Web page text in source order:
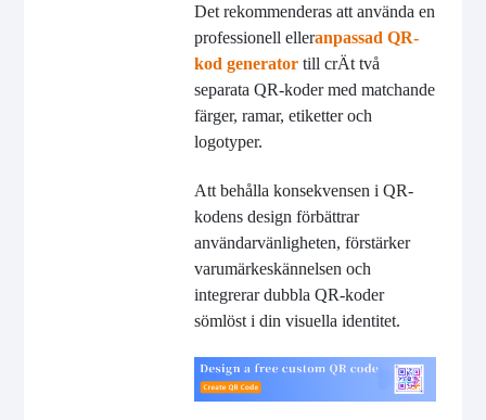
Det rekommenderas att använda en
professionell elleranpassad QR-
kod generatortill crÄt två
separata QR-koder med matchande
färger, ramar, etiketter och
logotyper.
Att behålla konsekvensen i QR-
kodens design förbättrar
användarvänligheten, förstärker
varumärkeskännelsen och
integrerar dubbla QR-koder
sömlöst i din visuella identitet.